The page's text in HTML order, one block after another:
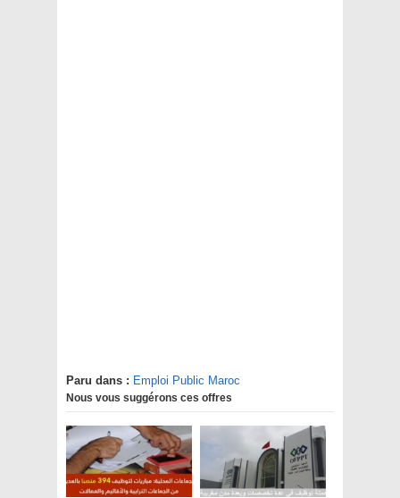
Paru dans : Emploi Public Maroc
Nous vous suggérons ces offres